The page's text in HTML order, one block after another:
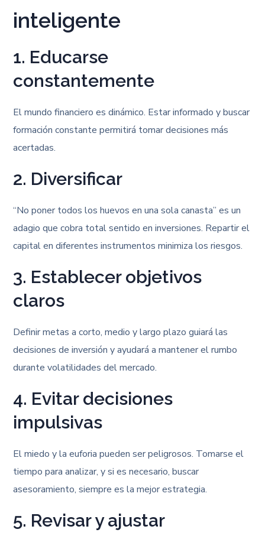
inteligente
1. Educarse
constantemente
El mundo financiero es dinámico. Estar informado y buscar
formación constante permitirá tomar decisiones más
acertadas.
2. Diversificar
“No poner todos los huevos en una sola canasta” es un
adagio que cobra total sentido en inversiones. Repartir el
capital en diferentes instrumentos minimiza los riesgos.
3. Establecer objetivos
claros
Definir metas a corto, medio y largo plazo guiará las
decisiones de inversión y ayudará a mantener el rumbo
durante volatilidades del mercado.
4. Evitar decisiones
impulsivas
El miedo y la euforia pueden ser peligrosos. Tomarse el
tiempo para analizar, y si es necesario, buscar
asesoramiento, siempre es la mejor estrategia.
5. Revisar y ajustar